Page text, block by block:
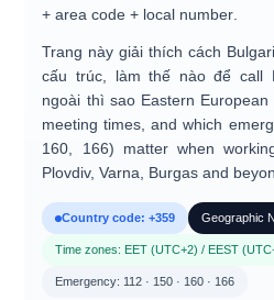
+ area code + local number
Trang này giải thích cách
cấu trúc, làm thế nào đểcall
ngoài thì sao Eastern European
meeting times, and which
160, 166)
matter when
Plovdiv, Varna, Burgas and
Country code: +359 Geographic
Time zones: EET (UTC+2) / EEST
Emergency: 112 · 150 · 160 · 166